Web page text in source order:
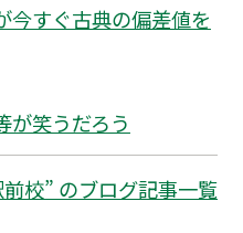
今すぐ古典の偏差値を
が笑うだろう
校” のブログ記事一覧